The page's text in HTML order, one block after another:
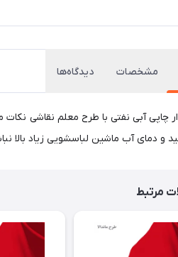
مشخصات دیدگاه‌ها
چاپی آبی نفتی با طرح معلم نقاشی نکات
و دمای آب ماشین لباسشویی زیاد بالا
مرتبط